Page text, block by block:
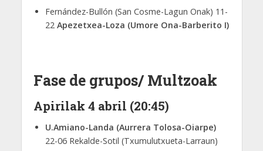
Fernández-Bullón (San Cosme-Lagun Onak) 11-
22 Apezetxea-Loza (Umore Ona-Barberito I)
Fase de grupos/ Multzoak
Apirilak 4 abril (20:45)
U.Amiano-Landa (Aurrera Tolosa-Oiarpe)
22-06 Rekalde-Sotil (Txumulutxueta-Larraun)